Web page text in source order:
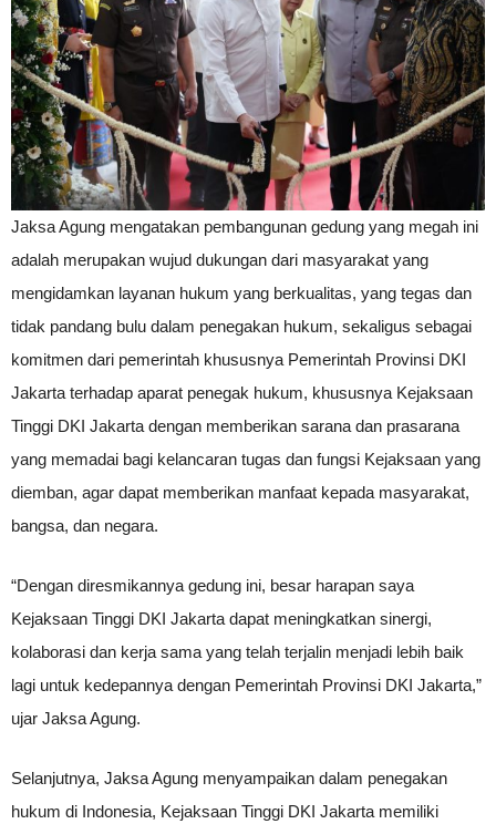
Jaksa Agung mengatakan pembangunan gedung yang megah ini
adalah merupakan wujud dukungan dari masyarakat yang
mengidamkan layanan hukum yang berkualitas, yang tegas dan
tidak pandang bulu dalam penegakan hukum, sekaligus sebagai
komitmen dari pemerintah khususnya Pemerintah Provinsi DKI
Jakarta terhadap aparat penegak hukum, khususnya Kejaksaan
Tinggi DKI Jakarta dengan memberikan sarana dan prasarana
yang memadai bagi kelancaran tugas dan fungsi Kejaksaan yang
diemban, agar dapat memberikan manfaat kepada masyarakat,
bangsa, dan negara.
“Dengan diresmikannya gedung ini, besar harapan saya
Kejaksaan Tinggi DKI Jakarta dapat meningkatkan sinergi,
kolaborasi dan kerja sama yang telah terjalin menjadi lebih baik
lagi untuk kedepannya dengan Pemerintah Provinsi DKI Jakarta,”
ujar Jaksa Agung.
Selanjutnya, Jaksa Agung menyampaikan dalam penegakan
hukum di Indonesia, Kejaksaan Tinggi DKI Jakarta memiliki